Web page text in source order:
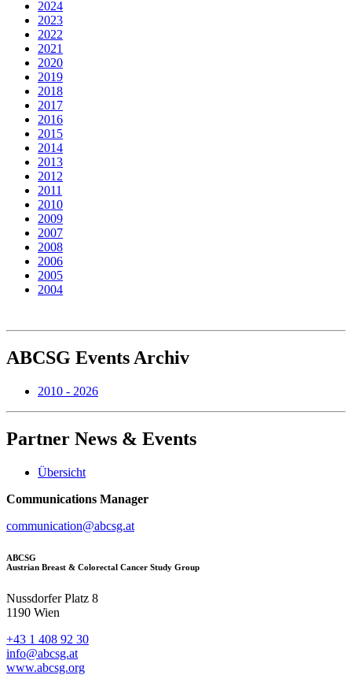
2024
2023
2022
2021
2020
2019
2018
2017
2016
2015
2014
2013
2012
2011
2010
2009
2007
2008
2006
2005
2004
ABCSG Events Archiv
2010 - 2026
Partner News & Events
Übersicht
Communications Manager
communication@abcsg.at
ABCSG
Austrian Breast & Colorectal Cancer Study Group
Nussdorfer Platz 8
1190 Wien
+43 1 408 92 30
info@abcsg.at
www.abcsg.org